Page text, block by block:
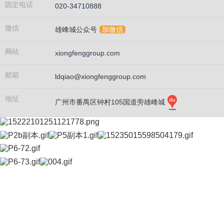
固定电话 020-34710888
微信 雄峰城公众号 加微信
网站 xiongfenggroup.com
邮箱 ldqiao@xiongfenggroup.com
地址 广州市番禺区钟村105国道旁雄峰城